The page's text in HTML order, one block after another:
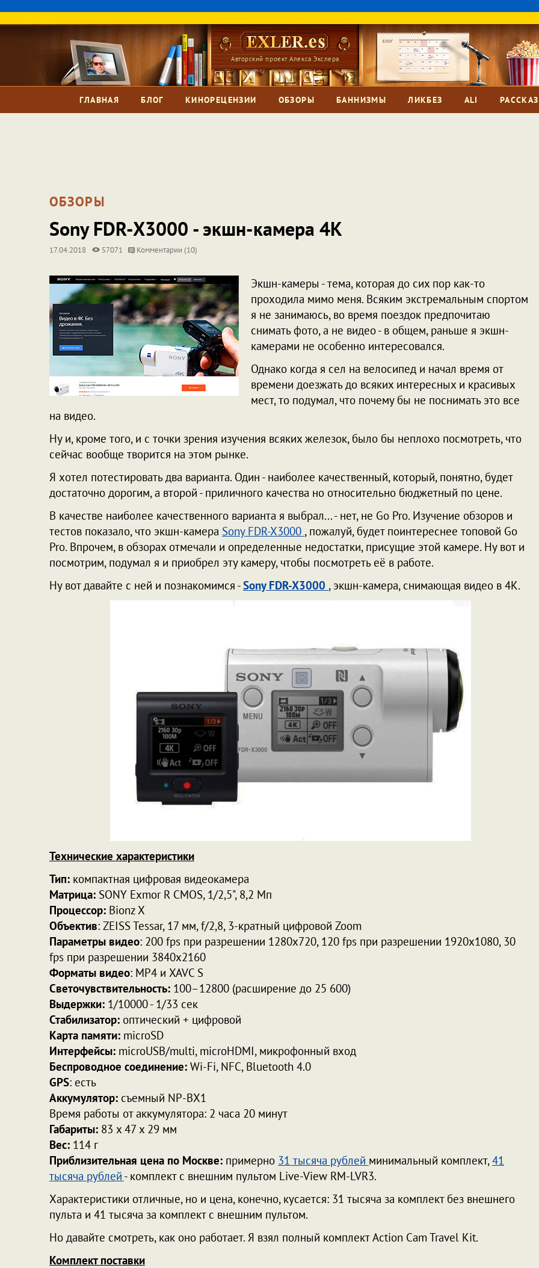
Авторский проект Алекса Экслера
ГЛАВНАЯ БЛОГ КИНОРЕЦЕНЗИИ ОБЗОРЫ БАННИЗМЫ ЛИКБЕЗ ALI
ОБЗОРЫ
Sony FDR-X3000 - экшн-камера 4K
17.04.2018 57071 Комментарии (10)
Экшн-камеры - тема, которая до сих пор как-то
проходила мимо меня. Всяким экстремальным спортом
я не занимаюсь, во время поездок предпочитаю
снимать фото, а не видео - в общем, раньше я экшн-
камерами не особенно интересовался.
Однако когда я сел на велосипед и начал время от
времени доезжать до всяких интересных и красивых
мест, то подумал, что почему бы не поснимать это все
на видео.
Ну и, кроме того, и с точки зрения изучения всяких железок, было бы неплохо посмотреть, что
сейчас вообще творится на этом рынке.
Я хотел потестировать два варианта. Один - наиболее качественный, который, понятно, будет
достаточно дорогим, а второй - приличного качества но относительно бюджетный по цене.
В качестве наиболее качественного варианта я выбрал... - нет, не Go Pro. Изучение обзоров и
тестов показало, что экшн-камера Sony FDR-X3000 , пожалуй, будет поинтереснее топовой Go
Pro. Впрочем, в обзорах отмечали и определенные недостатки, присущие этой камере. Ну вот и
посмотрим, подумал я и приобрел эту камеру, чтобы посмотреть её в работе.
Ну вот давайте с ней и познакомимся -Sony FDR-X3000 , экшн-камера, снимающая видео в 4К.
Технические характеристики
Тип: компактная цифровая видеокамера
Матрица: SONY Exmor R CMOS, 1/2,5", 8,2 Мп
Процессор: Bionz X
Объектив: ZEISS Tessar, 17 мм, f/2,8, 3-кратный цифровой Zoom
Параметры видео: 200 fps при разрешении 1280x720, 120 fps при разрешении 1920x1080, 30
fps при разрешении 3840x2160
Форматы видео: MP4 и XAVC S
Светочувствительность: 100–12800 (расширение до 25 600)
Выдержки: 1/10000 - 1/33 сек
Стабилизатор: оптический + цифровой
Карта памяти: microSD
Интерфейсы: microUSB/multi, microHDMI, микрофонный вход
Беспроводное соединение: Wi-Fi, NFC, Bluetooth 4.0
GPS: есть
Аккумулятор: съемный NP-BX1
Время работы от аккумулятора: 2 часа 20 минут
Габариты: 83 x 47 x 29 мм
Вес: 114 г
Приблизительная цена по Москве: примерно 31 тысяча рублей минимальный комплект,41
тысяча рублей - комплект с внешним пультом Live-View RM-LVR3.
Характеристики отличные, но и цена, конечно, кусается: 31 тысяча за комплект без внешнего
пульта и 41 тысяча за комплект с внешним пультом.
Но давайте смотреть, как оно работает. Я взял полный комплект Action Cam Travel Kit.
Комплект поставки